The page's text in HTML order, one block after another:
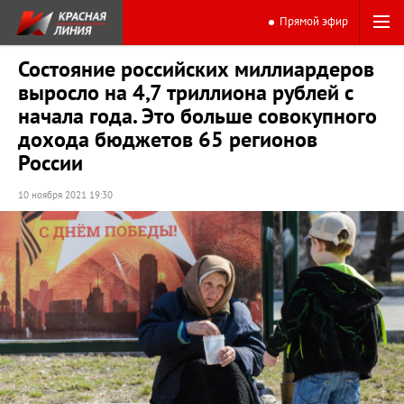
Прямой эфир
Состояние российских миллиардеров
выросло на 4,7 триллиона рублей с
начала года. Это больше совокупного
дохода бюджетов 65 регионов
России
10 ноября 2021 19:30